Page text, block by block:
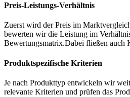
Preis-Leistungs-Verhältnis
Zuerst wird der Preis im
bewerten wir die Leistung im
Bewertungsmatrix.Dabei fließen auch
Produktspezifische Kriterien
Je nach Produkttyp entwickeln wir
relevante Kriterien und prüfen das